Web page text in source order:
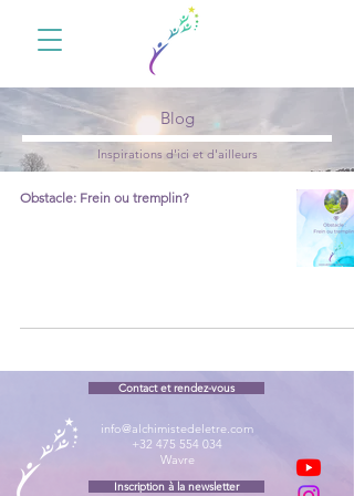
Blog
Inspirations d'ici et d'ailleurs
Obstacle: Frein ou tremplin?
Contact et rendez-vous
info@alchimistedeletre.com
+32 475 554 034
Wavre
Inscription à la newsletter